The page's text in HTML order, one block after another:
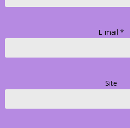
E-mail *
Site